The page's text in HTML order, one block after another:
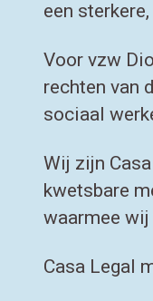
een
Voor vzw
rechten van
sociaal
Wij zijn
kwetsbare
waarmee wij
Casa Legal